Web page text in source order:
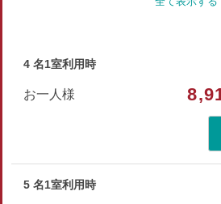
■設備
パスワードはフロントにてご確認くだ
4 名1室利用時
お一人様
5 名1室利用時